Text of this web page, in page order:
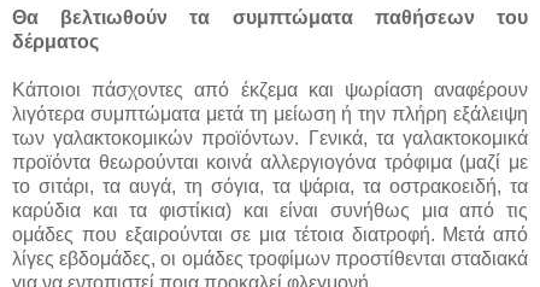
Θα βελτιωθούν τα συμπτώματα παθήσεων του
δέρματος
Κάποιοι πάσχοντες από έκζεμα και ψωρίαση αναφέρουν
λιγότερα συμπτώματα μετά τη μείωση ή την πλήρη εξάλειψη
των γαλακτοκομικών προϊόντων. Γενικά, τα γαλακτοκομικά
προϊόντα θεωρούνται κοινά αλλεργιογόνα τρόφιμα (μαζί με
το σιτάρι, τα αυγά, τη σόγια, τα ψάρια, τα οστρακοειδή, τα
καρύδια και τα φιστίκια) και είναι συνήθως μια από τις
ομάδες που εξαιρούνται σε μια τέτοια διατροφή. Μετά από
λίγες εβδομάδες, οι ομάδες τροφίμων προστίθενται σταδιακά
για να εντοπιστεί ποια προκαλεί φλεγμονή.